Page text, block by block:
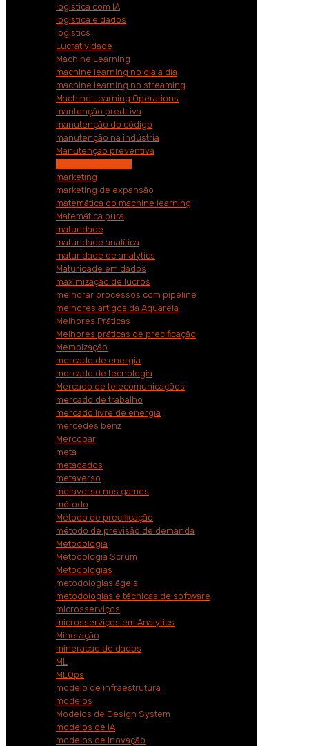
logistica com IA
logistica e dados
logistics
Lucratividade
Machine Learning
machine learning no dia a dia
machine learning no streaming
Machine Learning Operations
mantenção preditiva
manutenção do código
manutenção na indústria
Manutenção preventiva
marketing
marketing de expansão
matemática do machine learning
Matemática pura
maturidade
maturidade analítica
maturidade de analytics
Maturidade em dados
maximização de lucros
melhorar processos com pipeline
melhores artigos da Aquarela
Melhores Práticas
Melhores práticas de precificação
Memoização
mercado de energia
mercado de tecnologia
Mercado de telecomunicações
mercado de trabalho
mercado livre de energia
mercedes benz
Mercopar
meta
metadados
metaverso
metaverso nos games
método
Método de precificação
método de previsão de demanda
Metodologia
Metodologia Scrum
Metodologias
metodologias ágeis
metodologias e técnicas de software
microsserviços
microsserviços em Analytics
Mineração
mineracao de dados
ML
MLOps
modelo de infraestrutura
modelos
Modelos de Design System
modelos de IA
modelos de inovação